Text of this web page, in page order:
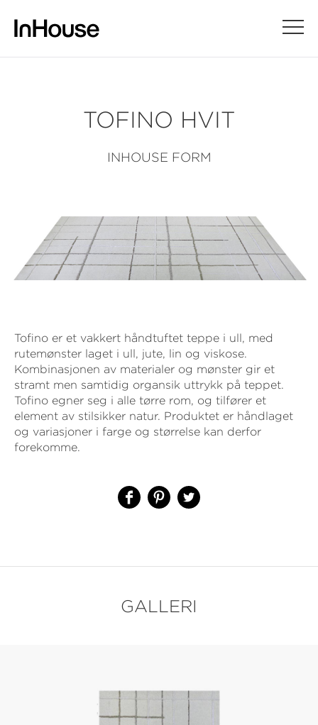
TOFINO HVIT
INHOUSE FORM
Tofino er et vakkert håndtuftet teppe i ull, med
rutemønster laget i ull, jute, lin og viskose.
Kombinasjonen av materialer og mønster gir et
stramt men samtidig organsik uttrykk på teppet.
Tofino egner seg i alle tørre rom, og tilfører et
element av stilsikker natur. Produktet er håndlaget
og variasjoner i farge og størrelse kan derfor
forekomme.
GALLERI